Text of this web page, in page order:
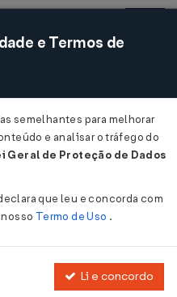
Acessar
DC/ANS nº
e Termos de
semelhantes para melhorar
e analisar o tráfego do
Geral de Proteção de Dados
que leu e concorda com
nosso Termo de Uso .
Li e concordo